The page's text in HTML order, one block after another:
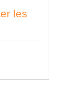
les